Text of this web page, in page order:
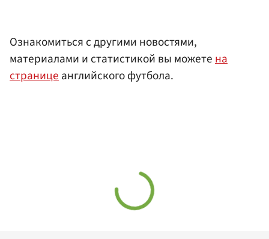
Ознакомиться с другими новостями,
материалами и статистикой вы можетена
страницеанглийского футбола.